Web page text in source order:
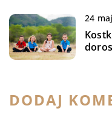
24
DODAJ